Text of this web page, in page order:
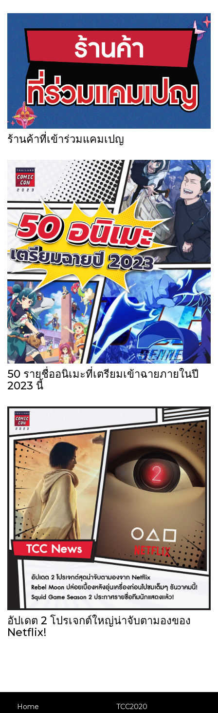
ร้านค้าที่เข้าร่วมแคมเปญ
50 รายชื่ออนิเมะที่เตรียมเข้าฉายภายในปี
2023 นี้
อัปเดต 2 โปรเจกต์ใหญ่น่าจับตามองของ
Netflix!
Home TCC2020